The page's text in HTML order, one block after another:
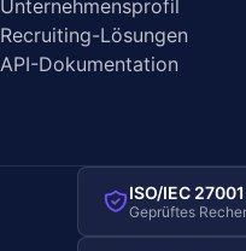
Unternehmensprofil
Recruiting-Lösungen
API-Dokumentation
ISO/IEC 27001
Geprüftes